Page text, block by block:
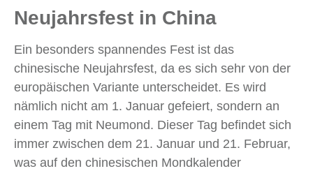
Neujahrsfest in China
Ein besonders spannendes Fest ist das
chinesische Neujahrsfest, da es sich sehr von der
europäischen Variante unterscheidet. Es wird
nämlich nicht am 1. Januar gefeiert, sondern an
einem Tag mit Neumond. Dieser Tag befindet sich
immer zwischen dem 21. Januar und 21. Februar,
was auf den chinesischen Mondkalender